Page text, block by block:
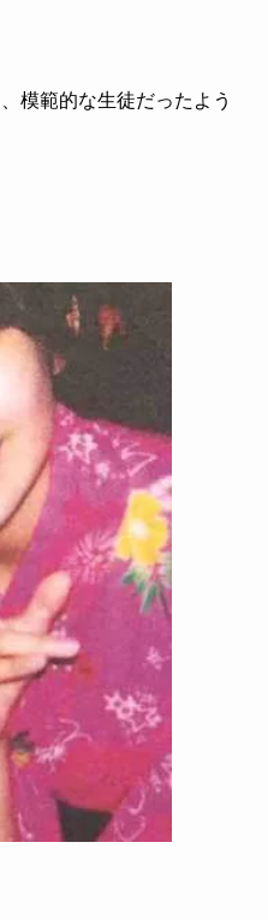
模範的な生徒だったよう